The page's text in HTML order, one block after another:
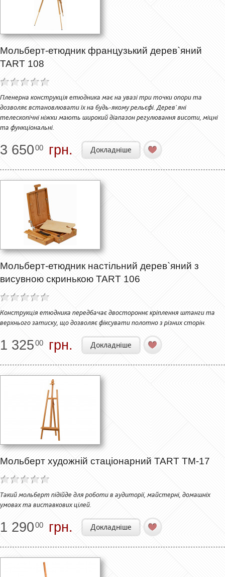
Мольберт-етюдник французький дерев`яний
TART 108
Пленерна конструкція етюдника має на увазі три точки опори та
дозволяє встановлювати їх на будь-якому рельєфі. Дерев`яні
телескопічні ніжки мають широкий діапазон регулювання висоти, міцні
та функціональні.
3 65000 грн. Докладніше
Мольберт-етюдник настільний дерев`яний з
висувною скринькою TART 106
Конструкція етюдника передбачає двостороннє кріплення штанги та
верхнього затиску, що дозволяє фіксувати полотно з різних сторін.
1 32500 грн. Докладніше
Мольберт художній стаціонарний TART ТМ-17
Такий мольберт підійде для роботи в аудиторії, майстерні, домашніх
умовах та виставкових цілей.
1 29000 грн. Докладніше